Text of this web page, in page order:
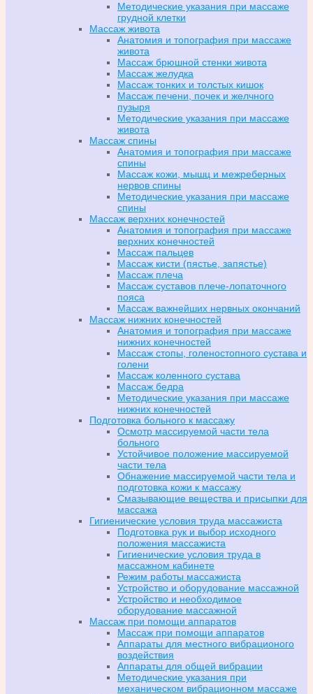
Методические указания при массаже
грудной клетки
Массаж живота
Анатомия и топография при массаже
живота
Массаж брюшной стенки живота
Массаж желудка
Массаж тонких и толстых кишок
Массаж печени, почек и желчного
пузыря
Методические указания при массаже
живота
Массаж спины
Анатомия и топография при массаже
спины
Массаж кожи, мышц и межреберных
нервов спины
Методические указания при массаже
спины
Массаж верхних конечностей
Анатомия и топография при массаже
верхних конечностей
Массаж пальцев
Массаж кисти (пястье, запястье)
Массаж плеча
Массаж суставов плече-лопаточного
пояса
Массаж важнейших нервных окончаний
Массаж нижних конечностей
Анатомия и топография при массаже
нижних конечностей
Массаж стопы, голеностопного сустава и
голени
Массаж коленного сустава
Массаж бедра
Методические указания при массаже
нижних конечностей
Подготовка больного к массажу
Осмотр массируемой части тела
больного
Устойчивое положение массируемой
части тела
Обнажение массируемой части тела и
подготовка кожи к массажу
Смазывающие вещества и присыпки для
массажа
Гигиенические условия труда массажиста
Подготовка рук и выбор исходного
положения массажиста
Гигиенические условия труда в
массажном кабинете
Режим работы массажиста
Устройство и оборудование массажной
Устройство и необходимое
оборудование массажной
Массаж при помощи аппаратов
Массаж при помощи аппаратов
Аппараты для местного вибрационого
воздействия
Аппараты для общей вибрации
Методические указания при
механическом вибрационном массаже